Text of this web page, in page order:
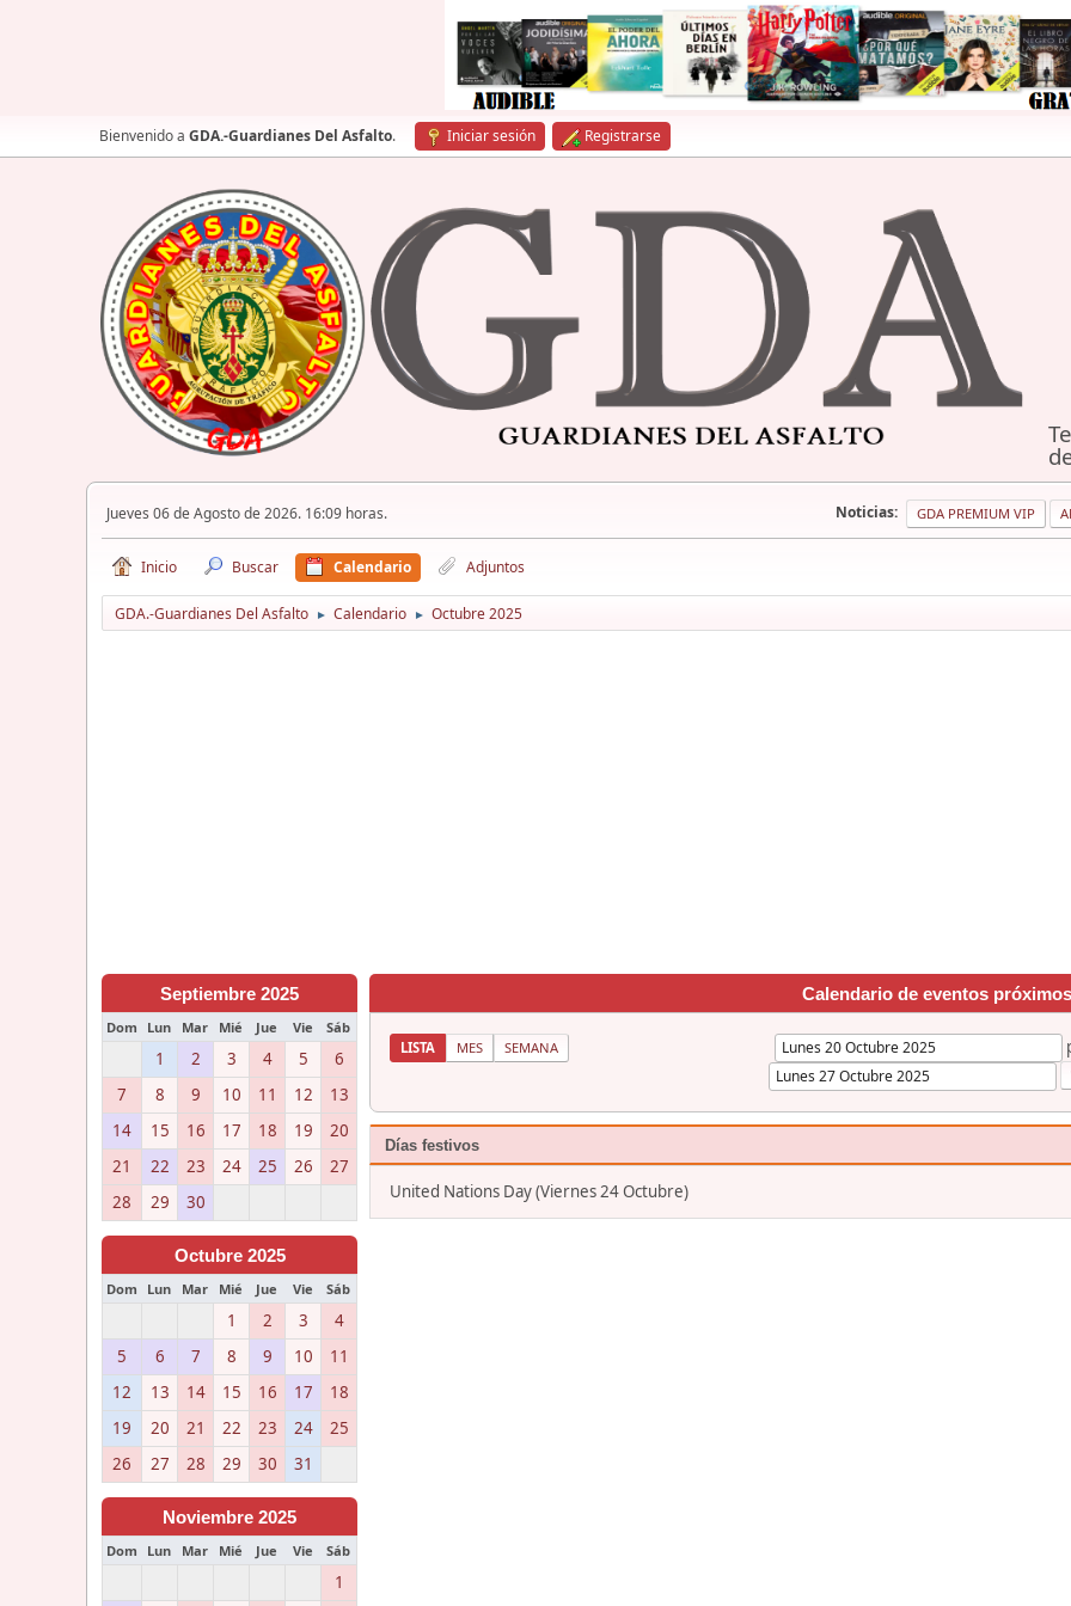
Bienvenido a GDA.-Guardianes Del Asfalto. Iniciar sesión Registrarse
Jueves 06 de Agosto de 2026. 16:09 horas. Noticias: GDA PREMIUM VIP
Inicio Buscar Calendario Adjuntos
GDA.-Guardianes Del Asfalto ► Calendario ► Octubre 2025
Septiembre 2025
Dom Lun Mar Mié Jue Vie Sáb
1 2 3 4 5
6
7
8 9 10 11 12
13
14
15 16 17 18 19
20
21
22 23 24 25 26
27
28
29 30
Octubre 2025
Dom Lun Mar Mié Jue Vie Sáb
1 2 3
4
5
6 7 8 9 10
11
12
13 14 15 16 17
18
19
20 21 22 23 24
25
26
27 28 29 30 31
Noviembre 2025
Dom Lun Mar Mié Jue Vie Sáb
1
Calendario de eventos próximos
LISTA MES SEMANA
Días festivos
United Nations Day (Viernes 24 Octubre)